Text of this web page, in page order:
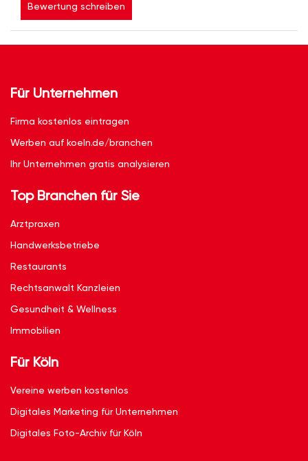
Bewertung schreiben
Für Unternehmen
Firma kostenlos eintragen
Werben auf koeln.de/branchen
Ihr Unternehmen gratis analysieren
Top Branchen für Sie
Arztpraxen
Handwerksbetriebe
Restaurants
Rechtsanwalt Kanzleien
Gesundheit & Wellness
Immobilien
Für Köln
Vereine werben kostenlos
Digitales Marketing für Unternehmen
Digitales Foto-Archiv für Köln